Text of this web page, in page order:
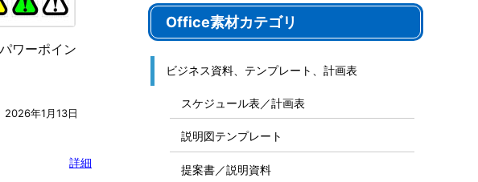
ワーポイン
2026年1月13日
詳細
Office素材カテゴリ
ビジネス資料、テンプレート、計画表
スケジュール表／計画表
説明図テンプレート
提案書／説明資料